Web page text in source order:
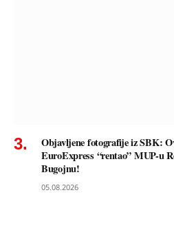
Objavljene fotografije iz SBK:
EuroExpress “rentao” MUP-u
Bugojnu!
05.08.2026